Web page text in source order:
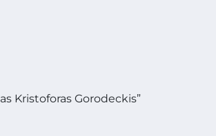
Kristoforas Gorodeckis”